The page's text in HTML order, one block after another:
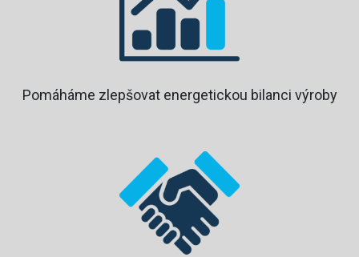
Pomáháme zlepšovat energetickou bilanci výroby